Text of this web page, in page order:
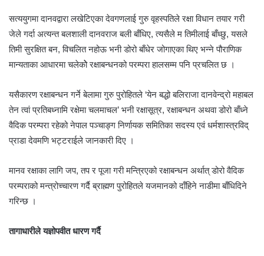
सत्ययुगमा दानवद्वारा लखेटिएका देवगणलाई गुरु वृहस्पतिले रक्षा विधान तयार गरी
जेले गर्दा अत्यन्त बलशाली दानवराज बली बाँधिए, त्यसैले म तिमीलाई बाँध्छु, यसले
तिमी सुरक्षित बन, विचलित नहोऊ भनी डोरो बाँधेर जोगाएका थिए भन्ने पौराणिक
मान्यताका आधारमा चलेकोे रक्षाबन्धनको परम्परा हालसम्म पनि प्रचलित छ ।
यसैकारण रक्षाबन्धन गर्ने बेलामा गुरु पुरोहितले ‘येन बद्धो बलिराजा दानवेन्द्रो महाबल
तेन त्वां प्रतिबध्नामि रक्षेमा चलमाचल’ भनी रक्षासूत्र, रक्षाबन्धन अथवा डोरो बाँध्ने
वैदिक परम्परा रहेको नेपाल पञ्चाङ्ग निर्णायक समितिका सदस्य एवं धर्मशास्त्रविद्
प्राडा देवमणि भट्टराईले जानकारी दिए ।
मानव रक्षाका लागि जप, तप र पूजा गरी मन्त्रिएको रक्षाबन्धन अर्थात् डोरो वैदिक
परम्पराको मन्त्रोच्चारण गर्दै ब्राह्मण पुरोहितले यजमानको दाँहिने नाडीमा बाँधिदिने
गरिन्छ ।
तागाधारीले यज्ञोपवीत धारण गर्दै